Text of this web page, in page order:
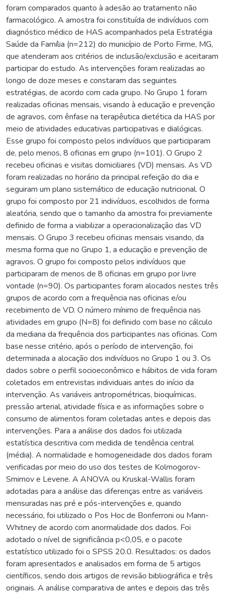
foram comparados quanto à adesão ao tratamento não
farmacológico. A amostra foi constituída de indivíduos com
diagnóstico médico de HAS acompanhados pela Estratégia
Saúde da Família (n=212) do município de Porto Firme, MG,
que atenderam aos critérios de inclusão/exclusão e aceitaram
participar do estudo. As intervenções foram realizadas ao
longo de doze meses e constaram das seguintes
estratégias, de acordo com cada grupo. No Grupo 1 foram
realizadas oficinas mensais, visando à educação e prevenção
de agravos, com ênfase na terapêutica dietética da HAS por
meio de atividades educativas participativas e dialógicas.
Esse grupo foi composto pelos indivíduos que participaram
de, pelo menos, 8 oficinas em grupo (n=101). O Grupo 2
recebeu oficinas e visitas domiciliares (VD) mensais. As VD
foram realizadas no horário da principal refeição do dia e
seguiram um plano sistemático de educação nutricional. O
grupo foi composto por 21 indivíduos, escolhidos de forma
aleatória, sendo que o tamanho da amostra foi previamente
definido de forma a viabilizar a operacionalização das VD
mensais. O Grupo 3 recebeu oficinas mensais visando, da
mesma forma que no Grupo 1, a educação e prevenção de
agravos. O grupo foi composto pelos indivíduos que
participaram de menos de 8 oficinas em grupo por livre
vontade (n=90). Os participantes foram alocados nestes três
grupos de acordo com a frequência nas oficinas e/ou
recebimento de VD. O número mínimo de frequência nas
atividades em grupo (N=8) foi definido com base no cálculo
da mediana da frequência dos participantes nas oficinas. Com
base nesse critério, após o período de intervenção, foi
determinada a alocação dos indivíduos no Grupo 1 ou 3. Os
dados sobre o perfil socioeconômico e hábitos de vida foram
coletados em entrevistas individuais antes do início da
intervenção. As variáveis antropométricas, bioquímicas,
pressão arterial, atividade física e as informações sobre o
consumo de alimentos foram coletadas antes e depois das
intervenções. Para a análise dos dados foi utilizada
estatística descritiva com medida de tendência central
(média). A normalidade e homogeneidade dos dados foram
verificadas por meio do uso dos testes de Kolmogorov-
Smirnov e Levene. A ANOVA ou Kruskal-Wallis foram
adotadas para a análise das diferenças entre as variáveis
mensuradas nas pré e pós-intervenções e, quando
necessário, foi utilizado o Pos Hoc de Bonferroni ou Mann-
Whitney de acordo com anormalidade dos dados. Foi
adotado o nível de significância p<0,05, e o pacote
estatístico utilizado foi o SPSS 20.0. Resultados: os dados
foram apresentados e analisados em forma de 5 artigos
científicos, sendo dois artigos de revisão bibliográfica e três
originais. A análise comparativa de antes e depois das três